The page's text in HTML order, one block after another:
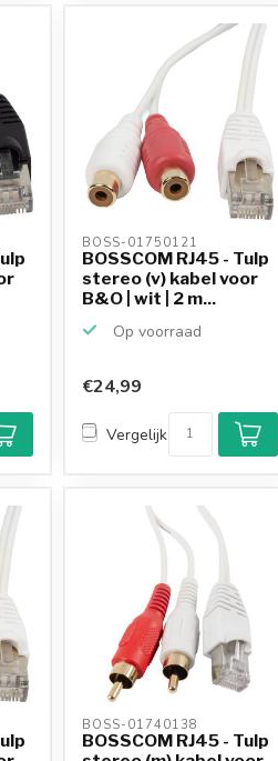
BOSS-01750121
BOSSCOM RJ45 - Tulp
stereo (v) kabel voor
B&O | wit | 2 m...
Op voorraad
€24,99
Vergelijk
BOSS-01740138
BOSSCOM RJ45 - Tulp